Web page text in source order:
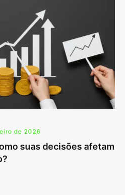
de 2026
suas decisões afetam